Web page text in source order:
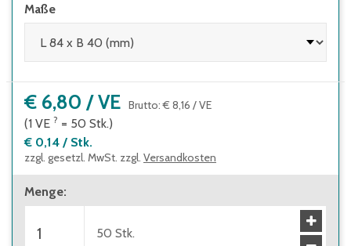
Maße
€ 6,80 /VE Brutto:€ 8,16 /VE
(1 VE ? = 50 Stk.)
€ 0,14 / Stk.
zzgl. gesetzl. MwSt. zzgl. Versandkosten
Menge:
50 Stk.